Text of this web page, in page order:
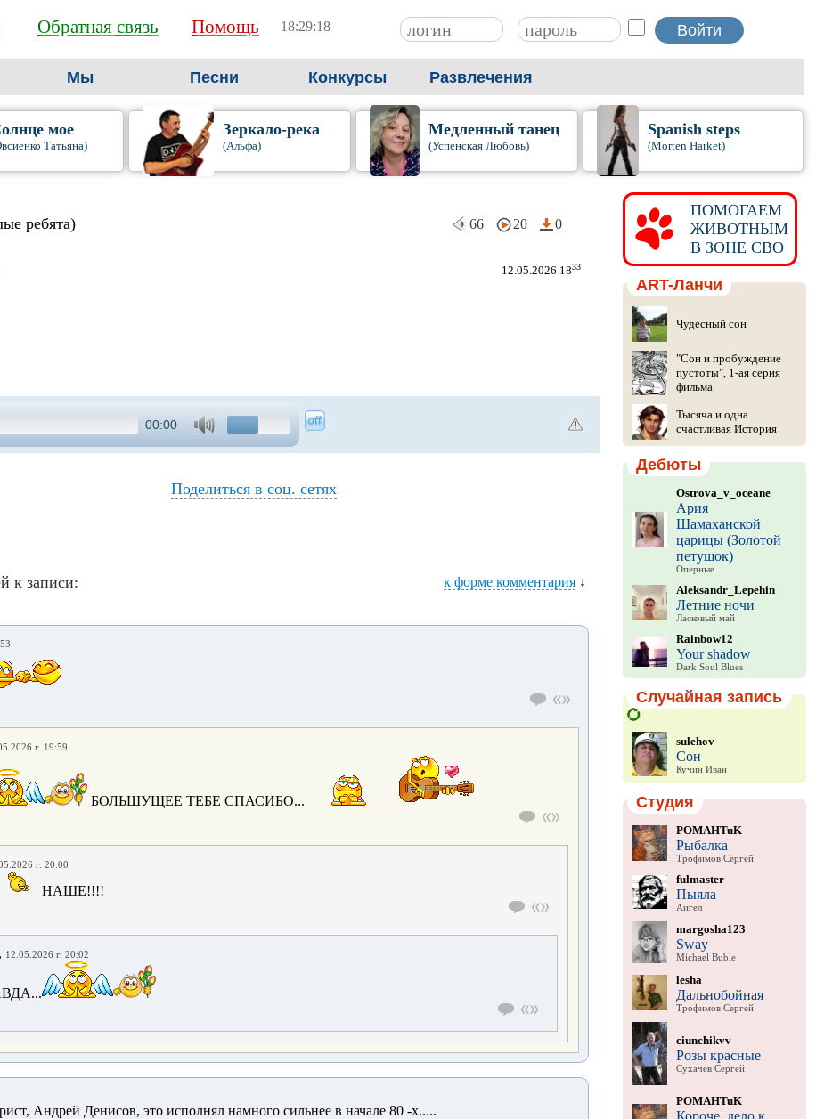
Обратная связь Помощь 18:29:19
Мы Песни Конкурсы Развлечения
мое
Татьяна)
Зеркало-река
(Альфа)
Медленный танец
(Успенская Любовь)
Spanish steps
(Morten Harket)
ребята) 66 20 0
12.05.2026 1833
00:00
Поделиться в соц. сетях
к записи: к форме комментария↓
г. 19:59
БОЛЬШУЩЕЕ ТЕБЕ СПАСИБО...
г. 20:00
НАШЕ!!!!
12.05.2026 г. 20:02
Андрей Денисов, это исполнял намного сильнее в начале 80 -х.....
ПОМОГАЕМ
ЖИВОТНЫМ
В ЗОНЕ СВО
ART-Ланчи
Чудесный сон
"Сон и пробуждение
пустоты", 1-ая серия
фильма
Тысяча и одна
счастливая История
Дебюты
Ostrova_v_oceane
Ария
Шамаханской
царицы (Золотой
петушок)
Оперные
Aleksandr_Lepehin
Летние ночи
Ласковый май
Rainbow12
Your shadow
Dark Soul Blues
Случайная запись
sulehov
Сон
Кучин Иван
Студия
POMAHTuK
Рыбалка
Трофимов Сергей
fulmaster
Пыяла
Аигел
margosha123
Sway
Michael Buble
lesha
Дальнобойная
Трофимов Сергей
ciunchikvv
Розы красные
Сухачев Сергей
POMAHTuK
Короче, дело к